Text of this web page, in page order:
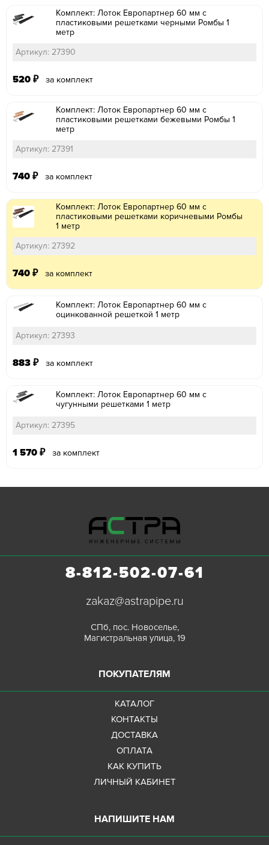
Комплект: Лоток Европартнер 60 мм с
пластиковыми решетками черными Ромбы 1
метр
Артикул: 27390
520 ₽ за комплект
Комплект: Лоток Европартнер 60 мм с
пластиковыми решетками бежевыми Ромбы 1
метр
Артикул: 27391
740 ₽ за комплект
Комплект: Лоток Европартнер 60 мм с
пластиковыми решетками коричневыми Ромбы
1 метр
Артикул: 27392
740 ₽ за комплект
Комплект: Лоток Европартнер 60 мм с
оцинкованной решеткой 1 метр
Артикул: 27393
883 ₽ за комплект
Комплект: Лоток Европартнер 60 мм с
чугунными решетками 1 метр
Артикул: 27395
1 570 ₽ за комплект
8-812-502-07-61
zakaz@astrapipe.ru
СПб, пос. Новоселье,
Магистральная улица, 19
ПОКУПАТЕЛЯМ
КАТАЛОГ
КОНТАКТЫ
ДОСТАВКА
ОПЛАТА
КАК КУПИТЬ
ЛИЧНЫЙ КАБИНЕТ
НАПИШИТЕ НАМ